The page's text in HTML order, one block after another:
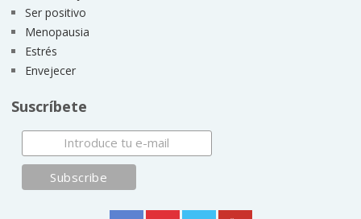
Ser positivo
Menopausia
Estrés
Envejecer
Suscríbete